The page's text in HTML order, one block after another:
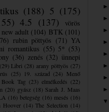
(188) 5 (175)
4.5 (137)
vörös
new adult (104) BTK (101)
rubin pöttyös (71) YA
romantikus (55) 5* (53)
(36) zenés (32) ünnepi
(29) Libri (28) arany pöttyös (27)
(25) 19. század (24) Menő
Book Tag (23) elmélkedés (22)
(20) gyász (18) Sarah J. Maas
(16) betegség (16) mesés (16)
Hoover (14) The Selection (14)